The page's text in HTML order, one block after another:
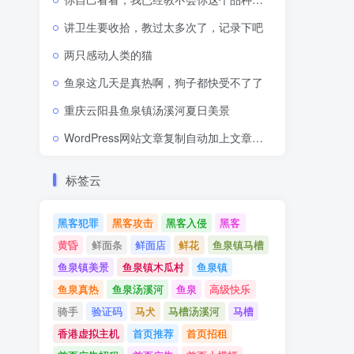
讲卫生要收拾，教过太多次了，记录下吧
两只感动人类的猫
鱼泉这几天是真热啊，狗子都快受不了了
重庆云阳县鱼泉镇汤溪河夏日美景
WordPress网站文章复制自动加上文章网址出处链接
标签云
黑客犯罪 黑客攻击 黑客入侵
黑客
黄昏
鲜面条 鲜面店 鲜花
鱼泉镇马槽
鱼泉镇美景
鱼泉镇木瓜村
鱼泉镇
鱼泉真热
鱼泉汤溪河 鱼泉
高级快乐
骑手
验证码 马犬 马槽汤溪河
马槽
香港虚拟主机
首页推荐
首页招租